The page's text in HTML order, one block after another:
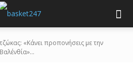
«Κάνει προπονήσεις με την